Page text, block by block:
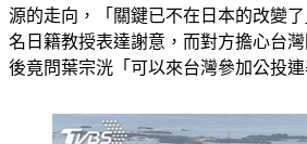
源的走向，「關鍵已不在日本的改變
名日籍教授表達謝意，而對方擔心台
後竟問葉宗洸「可以來台灣參加公投連